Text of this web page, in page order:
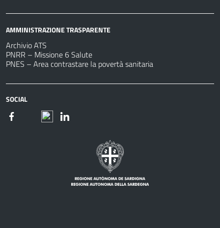
AMMINISTRAZIONE TRASPARENTE
Archivio ATS
PNRR – Missione 6 Salute
PNES – Area contrastare la povertà sanitaria
SOCIAL